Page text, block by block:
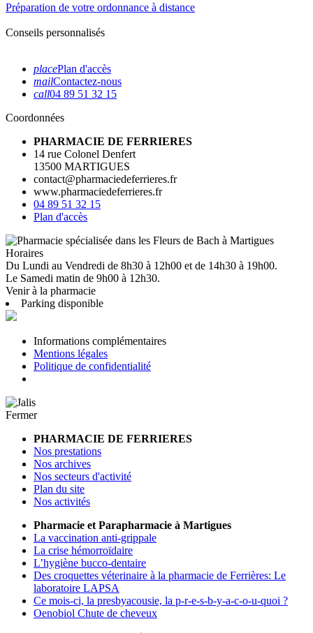
Préparation de votre ordonnance à distance
Conseils personnalisés
placePlan d'accès
mailContactez-nous
call04 89 51 32 15
Coordonnées
PHARMACIE DE FERRIERES
14 rue Colonel Denfert
13500 MARTIGUES
contact@pharmaciedeferrieres.fr
www.pharmaciedeferrieres.fr
04 89 51 32 15
Plan d'accès
Horaires
Du Lundi au Vendredi de 8h30 à 12h00 et de 14h30 à 19h00.
Le Samedi matin de 9h00 à 12h30.
Venir à la pharmacie
Parking disponible
Informations complémentaires
Mentions légales
Politique de confidentialité
Fermer
PHARMACIE DE FERRIERES
Nos prestations
Nos archives
Nos secteurs d'activité
Plan du site
Nos activités
Pharmacie et Parapharmacie à Martigues
La vaccination anti-grippale
La crise hémorroïdaire
L’hygiène bucco-dentaire
Des croquettes véterinaire à la pharmacie de Ferrières: Le
laboratoire LAPSA
Ce mois-ci, la presbyacousie, la p-r-e-s-b-y-a-c-o-u-quoi ?
Oenobiol Chute de cheveux